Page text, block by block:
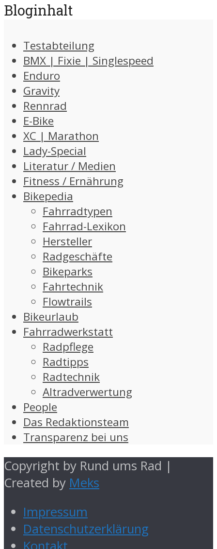
Bloginhalt
Testabteilung
BMX | Fixie | Singlespeed
Enduro
Gravity
Rennrad
E-Bike
XC | Marathon
Lady-Special
Literatur / Medien
Fitness / Ernährung
Bikepedia
Fahrradtypen
Fahrrad-Lexikon
Hersteller
Radgeschäfte
Bikeparks
Fahrtechnik
Flowtrails
Bikeurlaub
Fahrradwerkstatt
Radpflege
Radtipps
Radtechnik
Altradverwertung
People
Das Redaktionsteam
Transparenz bei uns
Copyright by Rund ums Rad |
Created by Meks
Impressum
Datenschutzerklärung